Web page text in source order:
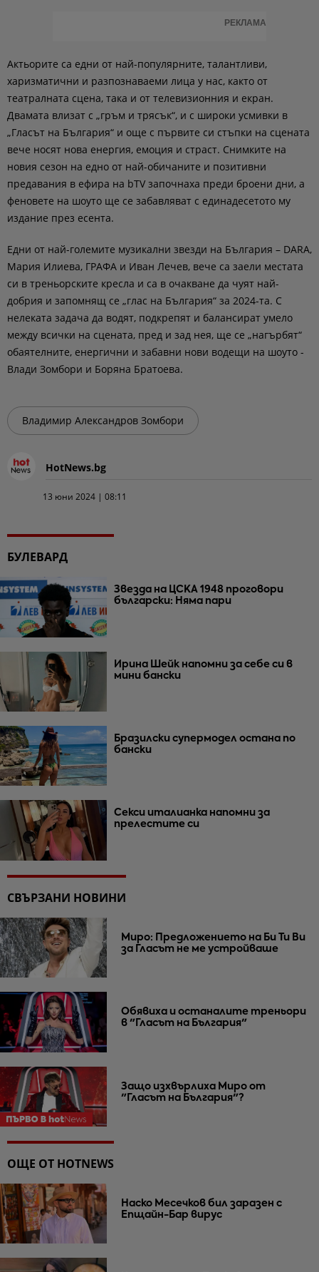
РЕКЛАМА
Актьорите са едни от най-популярните, талантливи,
харизматични и разпознаваеми лица у нас, както от
театралната сцена, така и от телевизионния и екран.
Двамата влизат с „гръм и трясък“, и с широки усмивки в
„Гласът на България“ и още с първите си стъпки на сцената
вече носят нова енергия, емоция и страст. Снимките на
новия сезон на едно от най-обичаните и позитивни
предавания в ефира на bTV започнаха преди броени дни, а
феновете на шоуто ще се забавляват с единадесетото му
издание през есента.
Едни от най-големите музикални звезди на България – DARA,
Мария Илиева, ГРАФА и Иван Лечев, вече са заели местата
си в треньорските кресла и са в очакване да чуят най-
добрия и запомнящ се „глас на България“ за 2024-та. С
нелеката задача да водят, подкрепят и балансират умело
между всички на сцената, пред и зад нея, ще се „нагърбят“
обаятелните, енергични и забавни нови водещи на шоуто -
Влади Зомбори и Боряна Братоева.
Владимир Александров Зомбори
HotNews.bg
13 юни 2024 | 08:11
БУЛЕВАРД
Звезда на ЦСКА 1948 проговори
български: Няма пари
Ирина Шейк напомни за себе си в
мини бански
Бразилски супермодел остана по
бански
Секси италианка напомни за
прелестите си
СВЪРЗАНИ НОВИНИ
Миро: Предложението на Би Ти Ви
за Гласът не ме устройваше
Обявиха и останалите треньори
в "Гласът на България"
Защо изхвърлиха Миро от
"Гласът на България"?
ОЩЕ ОТ HOTNEWS
Наско Месечков бил заразен с
Епщайн-Бар вирус